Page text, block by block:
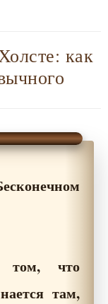
как
том, что
там,